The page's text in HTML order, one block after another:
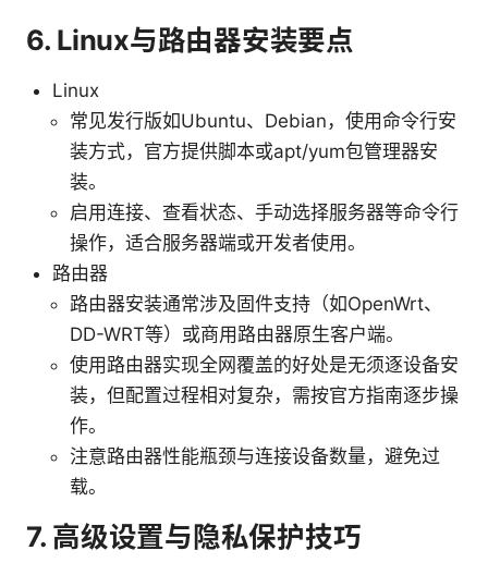
6. Linux与路由器安装要点
Linux
常见发行版如Ubuntu、Debian，使用命令行安
装方式，官方提供脚本或apt/yum包管理器安
装。
启用连接、查看状态、手动选择服务器等命令行
操作，适合服务器端或开发者使用。
路由器
路由器安装通常涉及固件支持（如OpenWrt、
DD-WRT等）或商用路由器原生客户端。
使用路由器实现全网覆盖的好处是无须逐设备安
装，但配置过程相对复杂，需按官方指南逐步操
作。
注意路由器性能瓶颈与连接设备数量，避免过
载。
7. 高级设置与隐私保护技巧